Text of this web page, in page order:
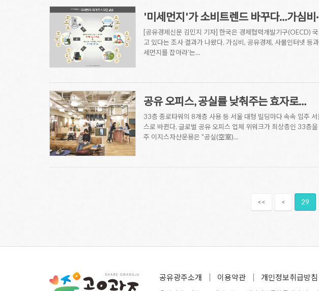
'미세먼지'가 소비트렌드 바꾸다…가심비
[공유경제신문 김민지 기자] 한국은 경제협력개발기구(OECD)
고 있다는 조사 결과가 나왔다. 가심비, 공유경제, 사물인터넷
세먼지를 잡아라'는…
공유 오피스, 공실률 낮춰주는 효자로…
33층 종로타워의 8개층 사용 등 서울 대형 빌딩마다 속속 입주
스로 바뀐다. 글로벌 공유 오피스 업체 위워크가 최상층인 33
주 이지스자산운용은 "공실(空室)…
<< < 29
공유광주소개 이용약관 개인정보취급방침